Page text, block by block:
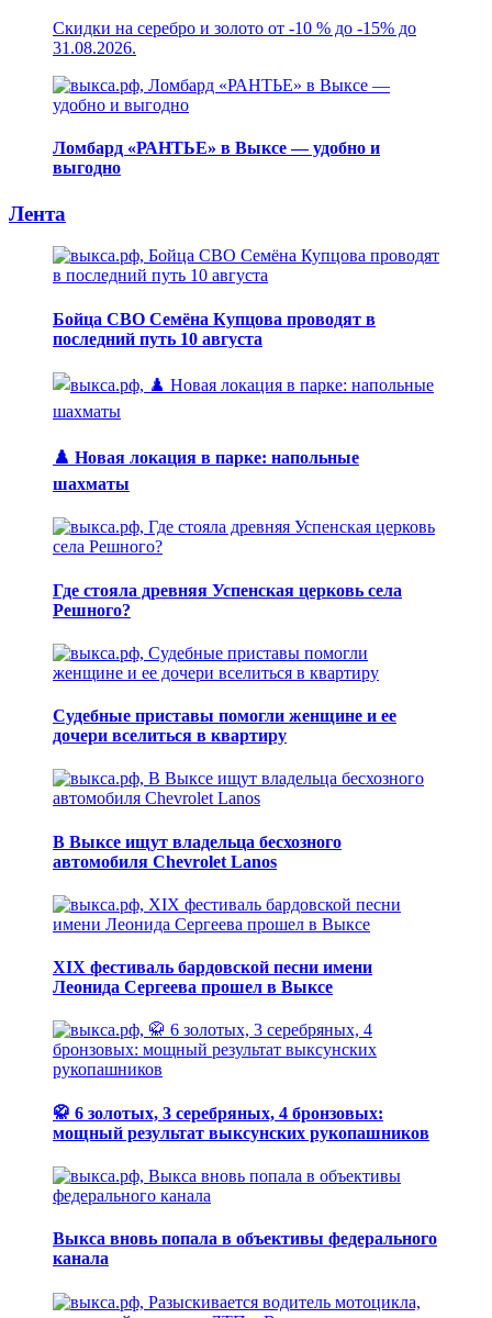
Скидки на серебро и золото от -10 % до -15% до
31.08.2026.
Ломбард «РАНТЬЕ» в Выксе — удобно и
выгодно
Лента
Бойца СВО Семёна Купцова проводят в
последний путь 10 августа
♟️ Новая локация в парке: напольные
шахматы
Где стояла древняя Успенская церковь села
Решного?
Судебные приставы помогли женщине и ее
дочери вселиться в квартиру
В Выксе ищут владельца бесхозного
автомобиля Chevrolet Lanos
XIX фестиваль бардовской песни имени
Леонида Сергеева прошел в Выксе
🥋 6 золотых, 3 серебряных, 4 бронзовых:
мощный результат выксунских рукопашников
Выкса вновь попала в объективы федерального
канала